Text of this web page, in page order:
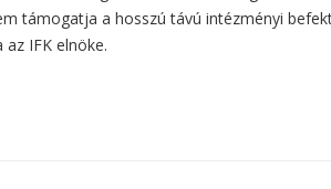
támogatja a hosszú távú intézményi
IFK elnöke.